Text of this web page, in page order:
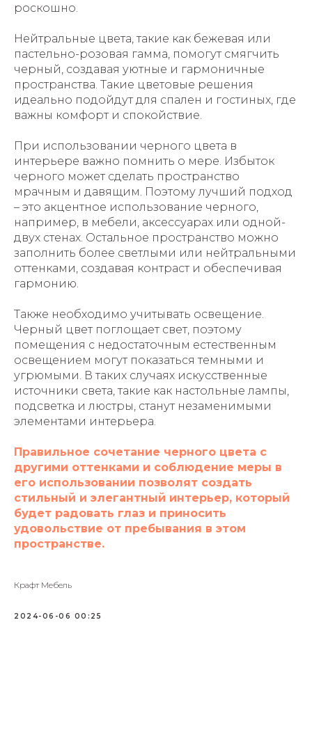
роскошно.
Нейтральные цвета, такие как бежевая или
пастельно-розовая гамма, помогут смягчить
черный, создавая уютные и гармоничные
пространства. Такие цветовые решения
идеально подойдут для спален и гостиных, где
важны комфорт и спокойствие.
При использовании черного цвета в
интерьере важно помнить о мере. Избыток
черного может сделать пространство
мрачным и давящим. Поэтому лучший подход
– это акцентное использование черного,
например, в мебели, аксессуарах или одной-
двух стенах. Остальное пространство можно
заполнить более светлыми или нейтральными
оттенками, создавая контраст и обеспечивая
гармонию.
Также необходимо учитывать освещение.
Черный цвет поглощает свет, поэтому
помещения с недостаточным естественным
освещением могут показаться темными и
угрюмыми. В таких случаях искусственные
источники света, такие как настольные лампы,
подсветка и люстры, станут незаменимыми
элементами интерьера.
Правильное сочетание черного цвета с
другими оттенками и соблюдение меры в
его использовании позволят создать
стильный и элегантный интерьер, который
будет радовать глаз и приносить
удовольствие от пребывания в этом
пространстве.
Крафт Мебель
2024-06-06 00:25